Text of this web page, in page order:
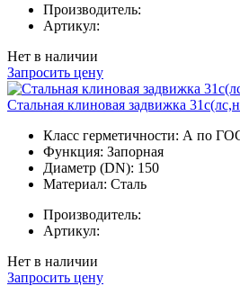
Производитель:
Артикул:
Нет в наличии
Запросить цену
Стальная клиновая задвижка
Класс герметичности: А по
Функция: Запорная
Диаметр (DN): 150
Материал: Сталь
Производитель:
Артикул:
Нет в наличии
Запросить цену